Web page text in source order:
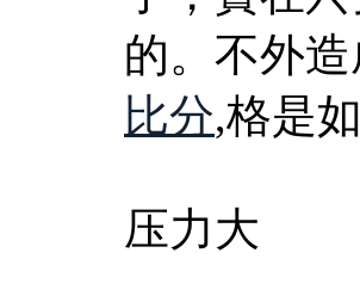
的。不外
比分,格是
压力大